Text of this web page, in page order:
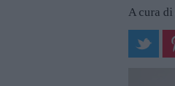
A cura di